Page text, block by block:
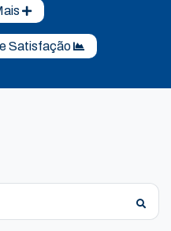
Satisfação